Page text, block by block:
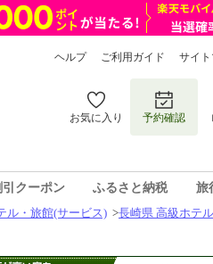
ヘルプ ご利用ガイド サイ
お気に入り 予約確認
引クーポン ふるさと納税 旅
ル・旅館(サービス) >長崎県 高級ホテ